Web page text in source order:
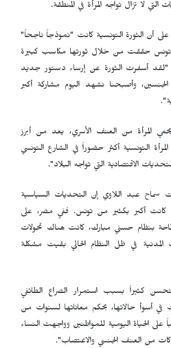
لا تزال تواجه المرأة في المنطقة.
على أن الثورة التونسية كانت "نموذجاً ناجحاً"
تونس حققت من خلال ثورتها مكاسب كبيرة
"لقد أسفرت الثورة عن إرساء دستور جديد
الجنسين، وأصبحنا نشهد اليوم مشاركة أكبر
رقم 58، الذي يحمي المرأة من العنف الأسري، يعد من أبرز
التونسية أكثر حضوراً في الشارع التونسي
الاقتصادية التي تواجه البلاد".
سماح عبد اللاوي إن التحديات السياسية
كانت أكبر بكثير من تونس. ففي مصر، على
بنظام حسني مبارك، كانت هناك تحولات
المدنية في ظل النظام الحالي بقيت مشكلة
كثيراً بسبب استمرار الصراع الطائفي
أسوأ حالاتها، بحكم معاناتها لسنوات من
الحياة اليومية للمواطنين وواجهت النساء
من العنف الجنسي والاغتصاب".